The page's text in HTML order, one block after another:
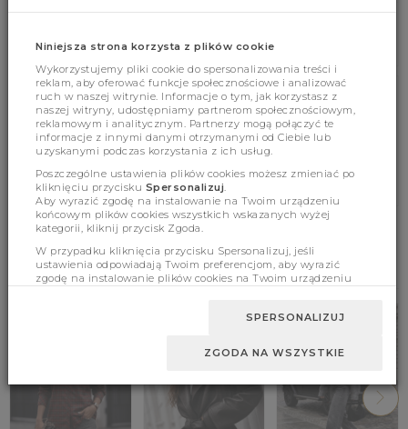
Cechy produktu
Wymiary
BESTSELLERY
Niniejsza strona korzysta z plików cookie
Wykorzystujemy pliki cookie do spersonalizowania treści i
reklam, aby oferować funkcje społecznościowe i analizować
ruch w naszej witrynie. Informacje o tym, jak korzystasz z
naszej witryny, udostępniamy partnerom społecznościowym,
reklamowym i analitycznym. Partnerzy mogą połączyć te
informacje z innymi danymi otrzymanymi od Ciebie lub
uzyskanymi podczas korzystania z ich usług.
Poszczególne ustawienia plików cookies możesz zmieniać po
kliknięciu przycisku Spersonalizuj
Aby wyrazić zgodę na instalowanie na Twoim urządzeniu
końcowym plików cookies wszystkich wskazanych wyżej
kategorii, kliknij przycisk Zgoda.
W przypadku kliknięcia przycisku Spersonalizuj, jeśli
ustawienia odpowiadają Twoim preferencjom, aby wyrazić
zgodę na instalowanie plików cookies na Twoim urządzeniu
SPERSONALIZUJ
ZGODA NA WSZYSTKIE